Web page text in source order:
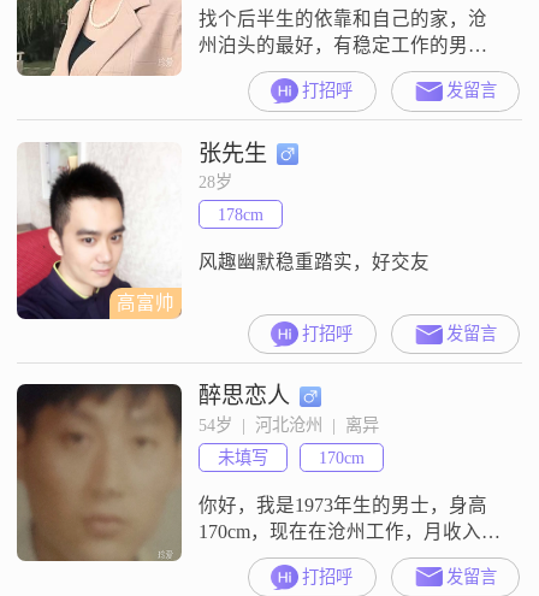
找个后半生的依靠和自己的家，沧
州泊头的最好，有稳定工作的男
士，我身份证跟本人年龄不符
打招呼 发留言
高富帅
张先生
28岁
178cm
风趣幽默稳重踏实，好交友
打招呼 发留言
醉思恋人
54岁  |  河北沧州  |  离异
未填写
170cm
你好，我是1973年生的男士，身高
170cm，现在在沧州工作，月收入在
3001到5000元之间，学历是高中及
以下。我这个人平时比较成熟稳
打招呼 发留言